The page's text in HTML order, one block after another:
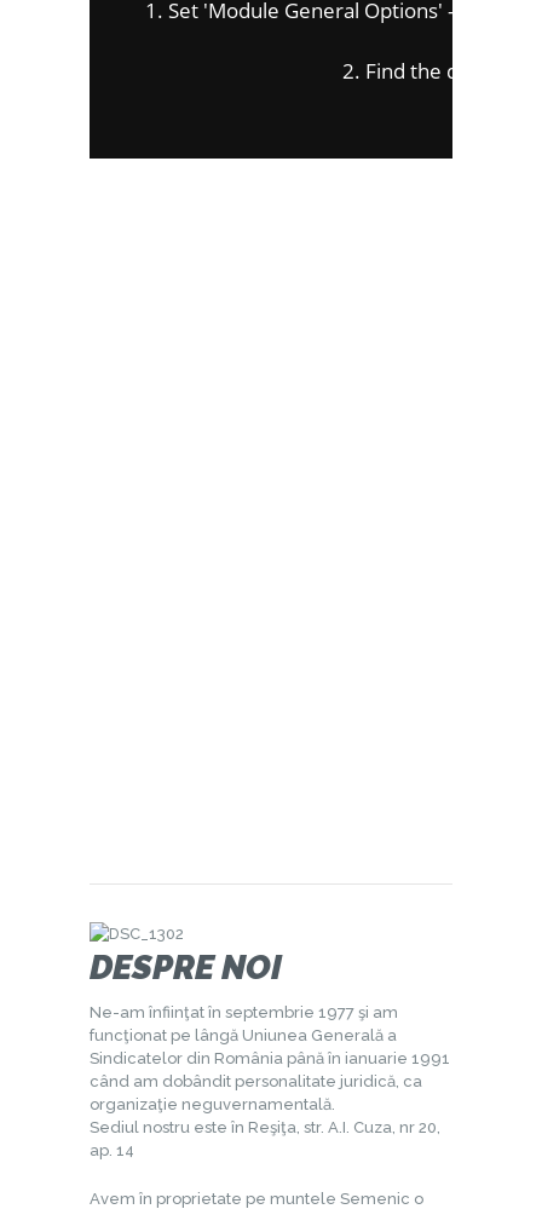
1. Set 'Module General Options' ->
2. Find the double
DESPRE NOI
Ne-am înfiinţat în septembrie 1977 şi am
funcţionat pe lângă Uniunea Generală a
Sindicatelor din România până în ianuarie 1991
când am dobândit personalitate juridică, ca
organizaţie neguvernamentală.
Sediul nostru este în Reşiţa, str. A.I. Cuza, nr 20,
ap. 14
Avem în proprietate pe muntele Semenic o